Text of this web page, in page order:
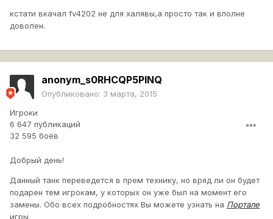
кстати вкачал fv4202 не для халявы,а просто так и вполне
доволен.
anonym_s0RHCQP5PINQ
Опубликовано: 3 марта, 2015
Игроки
6 647 публикаций
32 595 боёв
Добрый день!
Данный танк переведется в прем технику, но вряд ли он будет
подарен тем игрокам, у которых он уже был на момент его
замены. Обо всех подробностях Вы можете узнать на Портале
игры.